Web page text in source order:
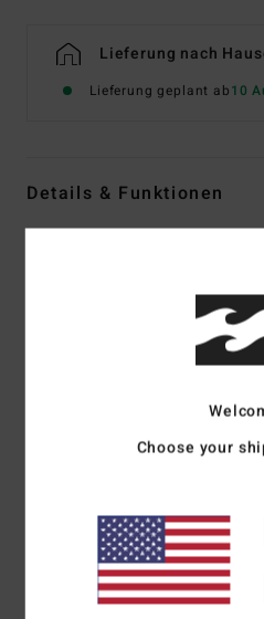
Lieferung nach
Lieferung geplant ab10
Details & Funktionen
übergroße
Siebdruck-Design mit
weiches Tragegefühl
Zusammensetzung
Choose your